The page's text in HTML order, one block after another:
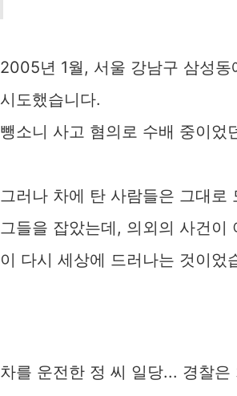
2005년 1월, 서울 강남구 삼성
시도했습니다.​
뺑소니 사고 혐의로 수배 중이었
그러나 차에 탄 사람들은 그대
그들을 잡았는데, 의외의 사건
이 다시 세상에 드러나는 것이었
차를 운전한 정 씨 일당... 경찰